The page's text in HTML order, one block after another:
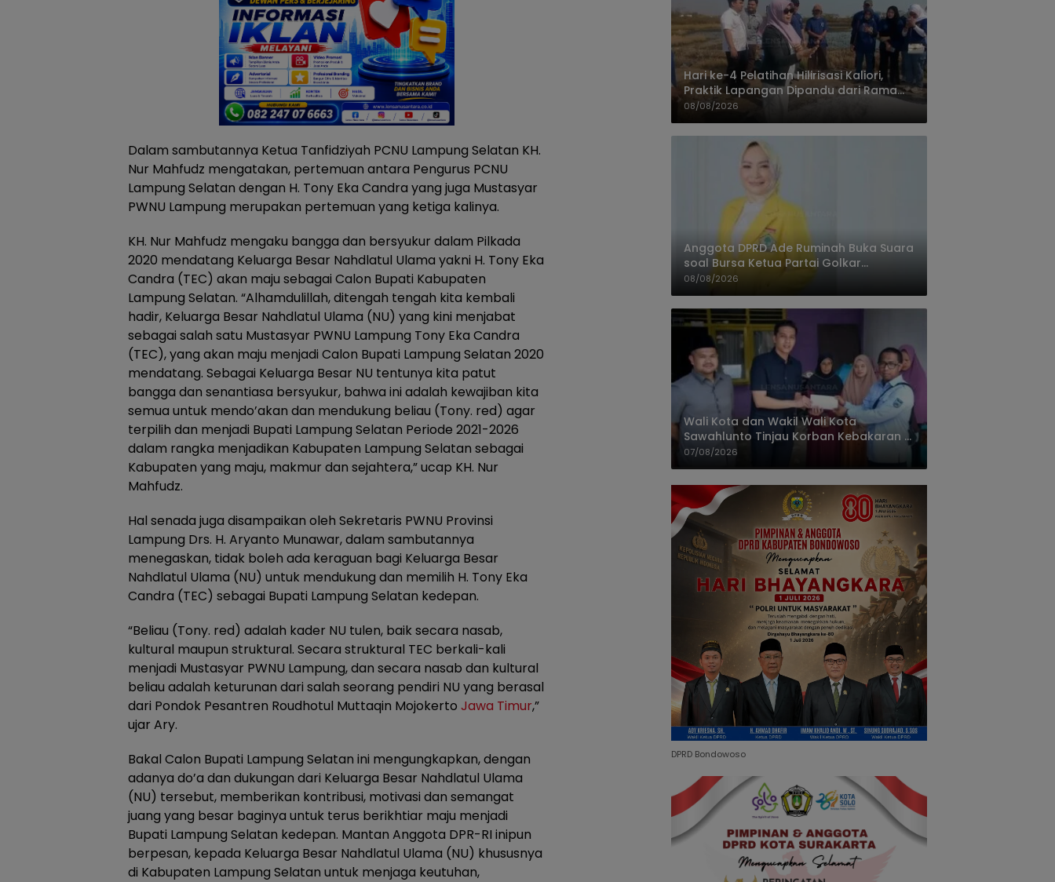
Dalam sambutannya Ketua Tanfidziyah PCNU Lampung Selatan KH.
Nur Mahfudz mengatakan, pertemuan antara Pengurus PCNU
Lampung Selatan dengan H. Tony Eka Candra yang juga Mustasyar
PWNU Lampung merupakan pertemuan yang ketiga kalinya.
KH. Nur Mahfudz mengaku bangga dan bersyukur dalam Pilkada
2020 mendatang Keluarga Besar Nahdlatul Ulama yakni H. Tony Eka
Candra (TEC) akan maju sebagai Calon Bupati Kabupaten
Lampung Selatan. “Alhamdulillah, ditengah tengah kita kembali
hadir, Keluarga Besar Nahdlatul Ulama (NU) yang kini menjabat
sebagai salah satu Mustasyar PWNU Lampung Tony Eka Candra
(TEC), yang akan maju menjadi Calon Bupati Lampung Selatan 2020
mendatang. Sebagai Keluarga Besar NU tentunya kita patut
bangga dan senantiasa bersyukur, bahwa ini adalah kewajiban kita
semua untuk mendo’akan dan mendukung beliau (Tony. red) agar
terpilih dan menjadi Bupati Lampung Selatan Periode 2021-2026
dalam rangka menjadikan Kabupaten Lampung Selatan sebagai
Kabupaten yang maju, makmur dan sejahtera,” ucap KH. Nur
Mahfudz.
Hal senada juga disampaikan oleh Sekretaris PWNU Provinsi
Lampung Drs. H. Aryanto Munawar, dalam sambutannya
menegaskan, tidak boleh ada keraguan bagi Keluarga Besar
Nahdlatul Ulama (NU) untuk mendukung dan memilih H. Tony Eka
Candra (TEC) sebagai Bupati Lampung Selatan kedepan.
“Beliau (Tony. red) adalah kader NU tulen, baik secara nasab,
kultural maupun struktural. Secara struktural TEC berkali-kali
menjadi Mustasyar PWNU Lampung, dan secara nasab dan kultural
beliau adalah keturunan dari salah seorang pendiri NU yang berasal
dari Pondok Pesantren Roudhotul Muttaqin Mojokerto Jawa Timur,”
ujar Ary.
Bakal Calon Bupati Lampung Selatan ini mengungkapkan, dengan
adanya do’a dan dukungan dari Keluarga Besar Nahdlatul Ulama
(NU) tersebut, memberikan kontribusi, motivasi dan semangat
juang yang besar baginya untuk terus berikhtiar maju menjadi
Bupati Lampung Selatan kedepan. Mantan Anggota DPR-RI inipun
berpesan, kepada Keluarga Besar Nahdlatul Ulama (NU) khususnya
di Kabupaten Lampung Selatan untuk menjaga keutuhan,
Hari ke-4 Pelatihan Hilirisasi Kaliori,
Praktik Lapangan Dipandu dari Rama
Shinta Cirebon
08/08/2026
Anggota DPRD Ade Ruminah Buka Suara
soal Bursa Ketua Partai Golkar
Pangandaran
08/08/2026
Wali Kota dan Wakil Wali Kota
Sawahlunto Tinjau Korban Kebakaran di
Sikalang, Pastikan Bantuan dan Perkuat
Mitigasi Bencana
07/08/2026
DPRD Bondowoso